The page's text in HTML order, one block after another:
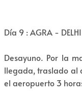
Día 9 : AGRA - DELHI
Desayuno. Por la
llegada, traslado al
el aeropuerto 3